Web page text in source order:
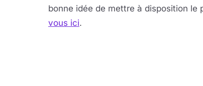
bonne idée de mettre à disposition
vous ici.